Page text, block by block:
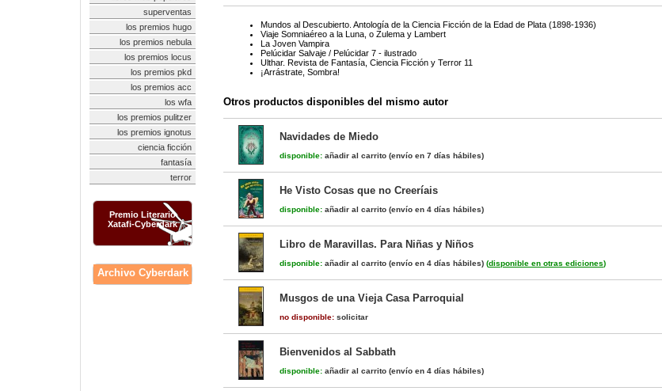
superventas
los premios hugo
los premios nebula
los premios locus
los premios pkd
los premios acc
los wfa
los premios pulitzer
los premios ignotus
ciencia ficción
fantasía
terror
Premio Literario
Xatafi-Cyberdark
Archivo Cyberdark
Mundos al Descubierto. Antología de la Ciencia Ficción de la Edad de Plata (1898-1936)
Viaje Somniaéreo a la Luna, o Zulema y Lambert
La Joven Vampira
Pelúcidar Salvaje / Pelúcidar 7 - ilustrado
Ulthar. Revista de Fantasía, Ciencia Ficción y Terror 11
¡Arrástrate, Sombra!
Otros productos disponibles del mismo autor
Navidades de Miedo
disponible: añadir al carrito (envío en 7 días hábiles)
He Visto Cosas que no Creeríais
disponible: añadir al carrito (envío en 4 días hábiles)
Libro de Maravillas. Para Niñas y Niños
disponible: añadir al carrito (envío en 4 días hábiles) (disponible en otras ediciones)
Musgos de una Vieja Casa Parroquial
no disponible: solicitar
Bienvenidos al Sabbath
disponible: añadir al carrito (envío en 4 días hábiles)